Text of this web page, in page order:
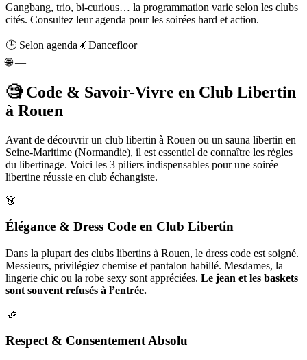
Gangbang, trio, bi-curious… la programmation varie selon les clubs
cités. Consultez leur agenda pour les soirées hard et action.
🕒 Selon agenda 💃 Dancefloor
🌐—
🧐 Code & Savoir-Vivre en Club Libertin
à Rouen
Avant de découvrir un club libertin à Rouen ou un sauna libertin en
Seine-Maritime (Normandie), il est essentiel de connaître les règles
du libertinage. Voici les 3 piliers indispensables pour une soirée
libertine réussie en club échangiste.
👗
Élégance & Dress Code en Club Libertin
Dans la plupart des clubs libertins à Rouen, le dress code est soigné.
Messieurs, privilégiez chemise et pantalon habillé. Mesdames, la
lingerie chic ou la robe sexy sont appréciées. Le jean et les baskets
sont souvent refusés à l’entrée.
🤝
Respect & Consentement Absolu